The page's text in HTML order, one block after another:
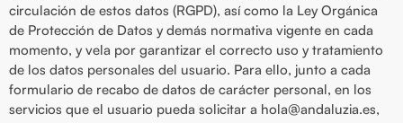
circulación de estos datos (RGPD), así como la Ley Orgánica
de Protección de Datos y demás normativa vigente en cada
momento, y vela por garantizar el correcto uso y tratamiento
de los datos personales del usuario. Para ello, junto a cada
formulario de recabo de datos de carácter personal, en los
servicios que el usuario pueda solicitar a hola@andaluzia.es,